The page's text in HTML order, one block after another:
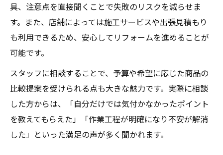
具、注意点を直接聞くことで失敗のリスクを減らせま
す。また、店舗によっては施工サービスや出張見積もり
も利用できるため、安心してリフォームを進めることが
可能です。
スタッフに相談することで、予算や希望に応じた商品の
比較提案を受けられる点も大きな魅力です。実際に相談
した方からは、「自分だけでは気付かなかったポイント
を教えてもらえた」「作業工程が明確になり不安が解消
した」といった満足の声が多く聞かれます。